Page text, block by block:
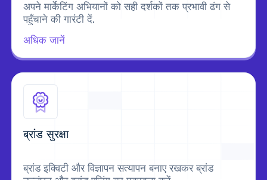
अपने मार्केटिंग अभियानों को सही दर्शकों तक प्रभावी ढंग से
पहुँचाने की गारंटी दें.
अधिक जानें
ब्रांड सुरक्षा
ब्रांड इक्विटी और विज्ञापन सत्यापन बनाए रखकर ब्रांड